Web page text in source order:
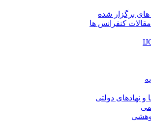
برگزار شده
کنفرانس ها
نهادهای دولتی